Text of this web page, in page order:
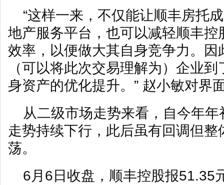
“这样一来，不仅能让顺丰房托
地产服务平台，也可以减轻顺丰
效率，以便做大其自身竞争力。
（可以将此次交易理解为）企业
身资产的优化提升。” 赵小敏对界
从二级市场走势来看，自今年
走势持续下行，此后虽有回调但
荡。
6月6日收盘，顺丰控股报51.35